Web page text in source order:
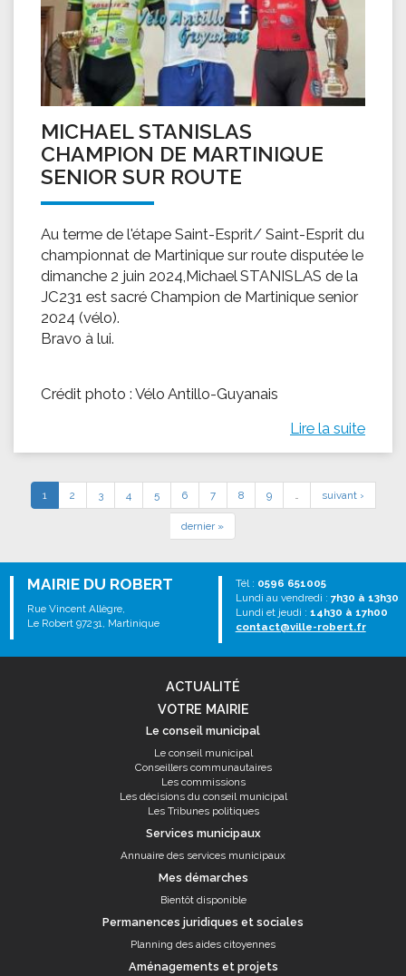
MICHAEL STANISLAS
CHAMPION DE MARTINIQUE
SENIOR SUR ROUTE
Au terme de l'étape Saint-Esprit/ Saint-Esprit du
championnat de Martinique sur route disputée le
dimanche 2 juin 2024,Michael STANISLAS de la
JC231 est sacré Champion de Martinique senior
2024 (vélo).
Bravo à lui.
Crédit photo : Vélo Antillo-Guyanais
Lire la suite
1 2 3 4 5 6 7 8 9 … suivant ›
dernier »
MAIRIE DU ROBERT
Rue Vincent Allègre,
Le Robert 97231, Martinique
Tél : 0596 651005
Lundi au vendredi : 7h30 à 13h30
Lundi et jeudi : 14h30 à 17h00
contact@ville-robert.fr
ACTUALITÉ
VOTRE MAIRIE
Le conseil municipal
Le conseil municipal
Conseillers communautaires
Les commissions
Les décisions du conseil municipal
Les Tribunes politiques
Services municipaux
Annuaire des services municipaux
Mes démarches
Bientôt disponible
Permanences juridiques et sociales
Planning des aides citoyennes
Aménagements et projets